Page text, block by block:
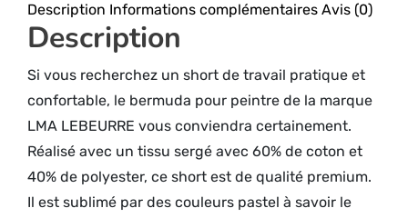
Description Informations complémentaires Avis (0)
Description
Si vous recherchez un short de travail pratique et
confortable, le bermuda pour peintre de la marque
LMA LEBEURRE vous conviendra certainement.
Réalisé avec un tissu sergé avec 60% de coton et
40% de polyester, ce short est de qualité premium.
Il est sublimé par des couleurs pastel à savoir le